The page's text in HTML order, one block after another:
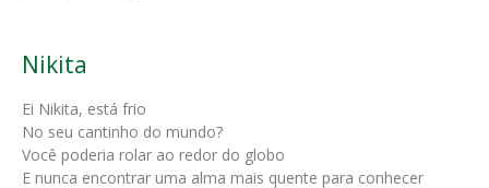
Nikita
Ei Nikita, está frio
No seu cantinho do mundo?
Você poderia rolar ao redor do globo
E nunca encontrar uma alma mais quente para conhecer